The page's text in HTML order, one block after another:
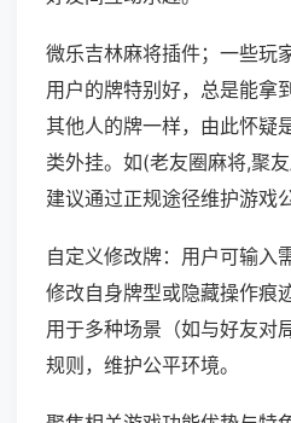
微乐吉林麻将插件；一些玩
用户的牌特别好，总是能拿
其他人的牌一样，由此怀疑
类外挂。如(老友圈麻将,聚
建议通过正规途径维护游戏
自定义修改牌：用户可输入
修改自身牌型或隐藏操作痕
用于多种场景（如与好友对
规则，维护公平环境。